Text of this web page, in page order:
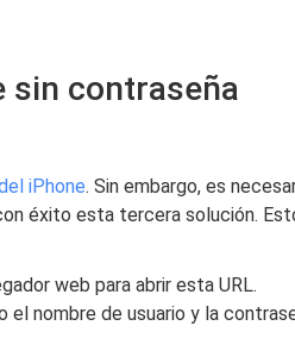
sin contraseña
iPhone. Sin embargo, es
éxito esta tercera solución.
web para abrir esta URL.
el nombre de usuario y la